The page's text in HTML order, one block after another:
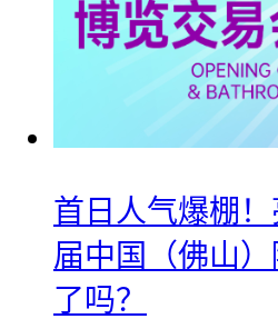
首日人气爆棚
届中国（佛山
了吗？